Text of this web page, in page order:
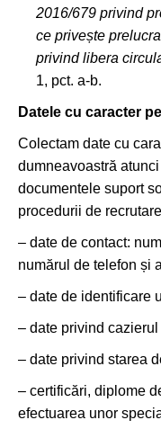
2016/679 privind
ce privește
privind libera
1, pct. a-b.
Datele cu caracter
Colectam date cu
dumneavoastră
documentele suport
procedurii de
– date de contact:
numărul de telefon și
– date de identificare
– date privind
– date privind starea
– certificări, diplome
efectuarea unor